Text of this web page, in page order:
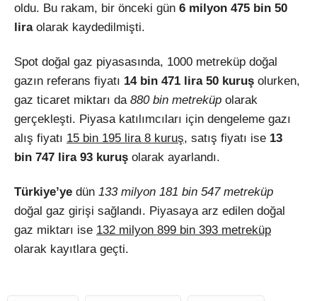
oldu. Bu rakam, bir önceki gün 6 milyon 475 bin 50
liraolarak kaydedilmişti.
Spot doğal gaz piyasasında, 1000 metreküp doğal
gazın referans fiyatı 14 bin 471 lira 50 kuruş olurken,
gaz ticaret miktarı da 880 bin metreküp olarak
gerçekleşti. Piyasa katılımcıları için dengeleme gazı
alış fiyatı 15 bin 195 lira 8 kuruş, satış fiyatı ise 13
bin 747 lira 93 kuruş olarak ayarlandı.
Türkiye’ye dün 133 milyon 181 bin 547 metreküp
doğal gaz girişi sağlandı. Piyasaya arz edilen doğal
gaz miktarı ise 132 milyon 899 bin 393 metreküp
olarak kayıtlara geçti.